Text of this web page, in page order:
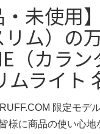
・未使用
ム）の
（カラ
ムライト
限定モデ
様に商品の使い心地